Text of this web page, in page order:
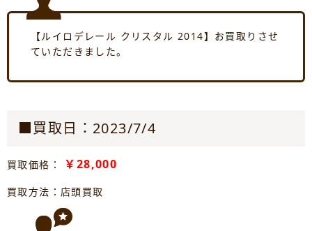
【ルイロデレール クリスタル 2014】お買取りさせ
ていただきました。
■買取日：2023/7/4
買取価格： ￥28,000
買取方法：店頭買取